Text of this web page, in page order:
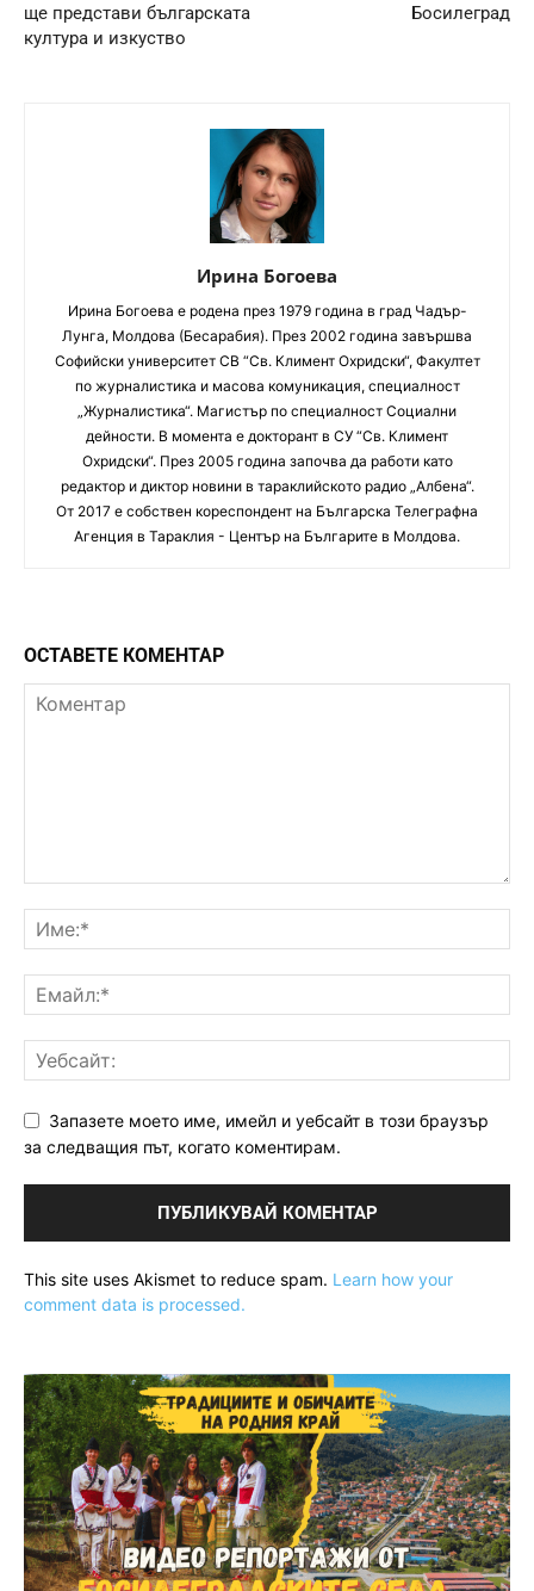
ще представи българската
култура и изкуство
Босилеград
Ирина Богоева
Ирина Богоева е родена през 1979 година в град Чадър-
Лунга, Молдова (Бесарабия). През 2002 година завършва
Софийски университет CВ “Св. Климент Охридски“, Факултет
по журналистика и масова комуникация, специалност
„Журналистика“. Магистър по специалност Социални
дейности. В момента е докторант в СУ “Св. Климент
Охридски“. През 2005 година започва да работи като
редактор и диктор новини в тараклийското радио „Албена“.
От 2017 е собствен кореспондент на Българска Телеграфна
Агенция в Тараклия - Център на Българите в Молдова.
ОСТАВЕТЕ КОМЕНТАР
Запазете моето име, имейл и уебсайт в този браузър
за следващия път, когато коментирам.
This site uses Akismet to reduce spam. Learn how your
comment data is processed.